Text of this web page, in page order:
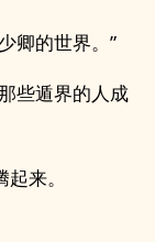
卿的世界。”
些遁界的人成
来。